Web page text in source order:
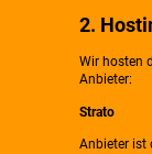
2.
Wir hosten
Anbieter:
Strato
Anbieter ist